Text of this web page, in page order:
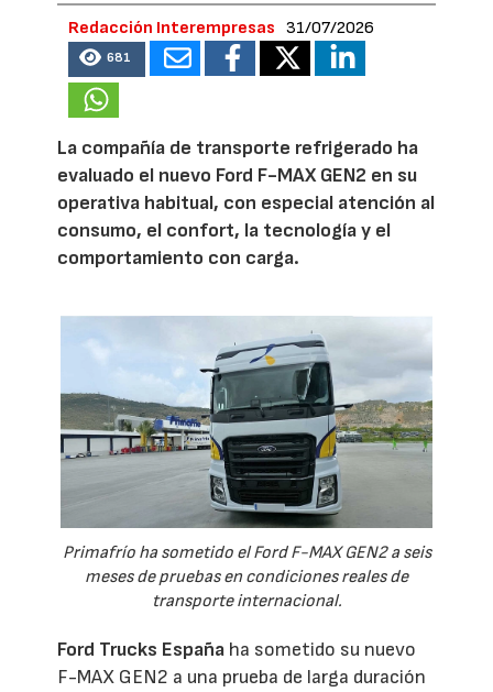
Redacción Interempresas 31/07/2026
681
La compañía de transporte refrigerado ha
evaluado el nuevo Ford F-MAX GEN2 en su
operativa habitual, con especial atención al
consumo, el confort, la tecnología y el
comportamiento con carga.
Primafrío ha sometido el Ford F-MAX GEN2 a seis
meses de pruebas en condiciones reales de
transporte internacional.
Ford Trucks España ha sometido su nuevo
F-MAX GEN2 a una prueba de larga duración